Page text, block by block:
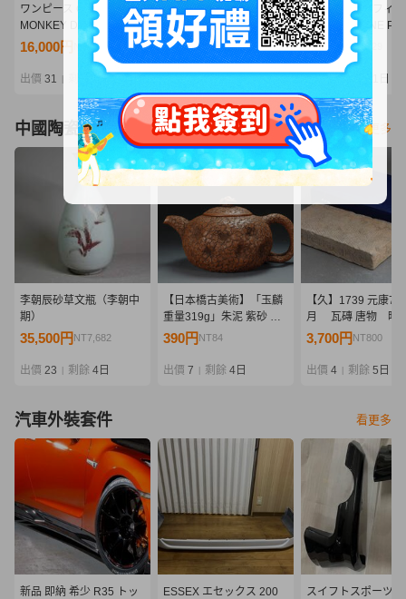
ワンピース Grandista
MONKEY D LUFFY
GEAR5-III モンキーDルフ
ィ ギア5 プライズフィギ
ュア フィギュア
16,000円 NT3,462
出價 31 結束
1円～ P.O.P LIMITED
EDITION/POP ONE
PIECE 黒檻のヒナ 再販
6,055円NT1,310
1円～ 未開封 フィ
ーツZERO ONE
ナミ 雷霆
3,370円NT729
中國陶瓷器 看更多
李朝辰砂草文瓶（李朝中
期）
35,500円 NT7,682
出價 23 剩餘 4日
【日本橋古美術】「玉麟
重量319g」朱泥 紫砂 壺
宜興 紫砂 壷 茶壺 煎茶 急
砂壺 紫砂壷 茶道具
390円 NT84
出價 7 剩餘 4日
【久】1739 元康7
月 瓦磚 唐物 時
品 唐物 中国
3,700円 NT800
出價 4 剩餘 5日
汽車外裝套件 看更多
新品 即納 希少 R35 トッ
ESSEX エセックス 200
スイフトスポーツ